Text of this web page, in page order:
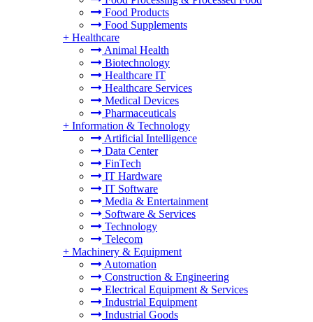
Food Products
Food Supplements
+ Healthcare
Animal Health
Biotechnology
Healthcare IT
Healthcare Services
Medical Devices
Pharmaceuticals
+ Information & Technology
Artificial Intelligence
Data Center
FinTech
IT Hardware
IT Software
Media & Entertainment
Software & Services
Technology
Telecom
+ Machinery & Equipment
Automation
Construction & Engineering
Electrical Equipment & Services
Industrial Equipment
Industrial Goods